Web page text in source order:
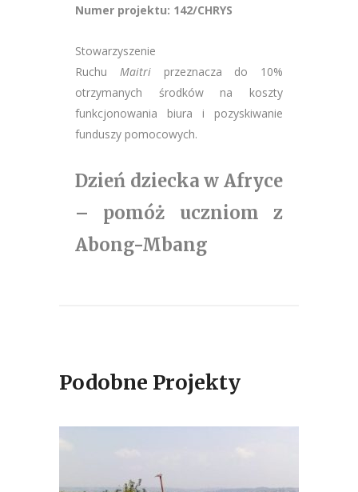
Numer projektu: 142/CHRYS
Stowarzyszenie
Ruchu Maitriprzeznacza do 10%
otrzymanych środków na koszty
funkcjonowania biura i pozyskiwanie
funduszy pomocowych.
Dzień dziecka w Afryce
– pomóż uczniom z
Abong-Mbang
Podobne Projekty